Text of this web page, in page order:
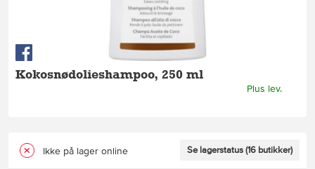
Kokosnødolieshampoo, 250 ml
Plus lev.
Ikke på lager online Se lagerstatus (16 butikker)